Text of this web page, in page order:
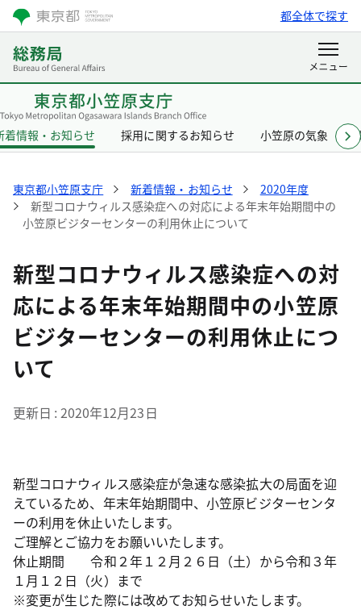
都全体で探す
着情報・お知らせ 採用に関するお知らせ 小笠原の気象
東京都小笠原支庁 新着情報・お知らせ
2020年度
新型コロナウィルス感染症への対応による年末年始期間中の
小笠原ビジターセンターの利用休止について
新型コロナウィルス感染症への対
応による年末年始期間中の小笠原
ビジターセンターの利用休止につ
いて
更新日 2020年12月23日
新型コロナウィルス感染症が急速な感染拡大の局面を迎
えているため、年末年始期間中、小笠原ビジターセンタ
ーの利用を休止いたします。
ご理解とご協力をお願いいたします。
休止期間 令和２年１２月２６日（土）から令和３年
１月１２日（火）まで
※変更が生じた際には改めてお知らせいたします。